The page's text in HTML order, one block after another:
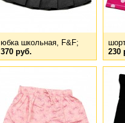
юбка школьная, F&F;
370 руб.
230